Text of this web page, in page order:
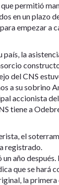
permitió
en un plazo
empezar a
la
del CNS
a su sobrino
accionista
tiene a
el
registrado.
año
que se hará
la